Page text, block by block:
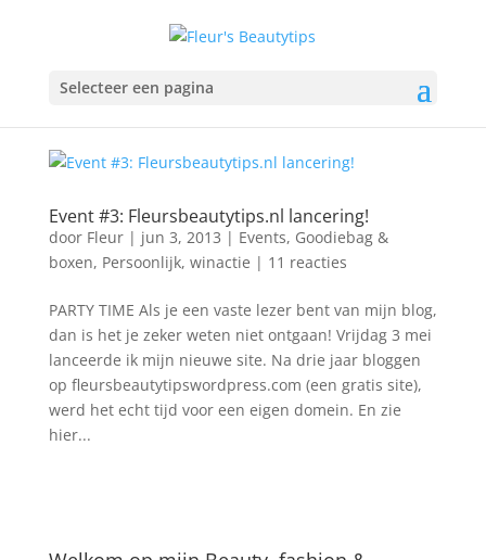
Selecteer een pagina
Event #3: Fleursbeautytips.nl lancering!
door Fleur| jun 3, 2013 | Events, Goodiebag &
boxen, Persoonlijk, winactie | 11 reacties
PARTY TIME Als je een vaste lezer bent van mijn blog,
dan is het je zeker weten niet ontgaan! Vrijdag 3 mei
lanceerde ik mijn nieuwe site. Na drie jaar bloggen
op fleursbeautytipswordpress.com (een gratis site),
werd het echt tijd voor een eigen domein. En zie
hier...